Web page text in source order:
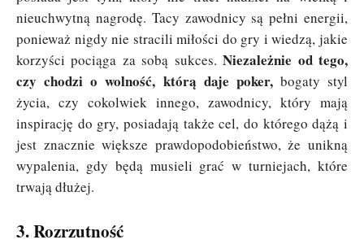
nieuchwytną nagrodę. Tacy zawodnicy są pełni energii,
ponieważ nigdy nie stracili miłości do gry i wiedzą, jakie
korzyści pociąga za sobą sukces.Niezależnie od tego,
czy chodzi o wolność, którą daje poker,bogaty styl
życia, czy cokolwiek innego, zawodnicy, który mają
inspirację do gry, posiadają także cel, do którego dążą i
jest znacznie większe prawdopodobieństwo, że unikną
wypalenia, gdy będą musieli grać w turniejach, które
trwają dłużej.
3. Rozrzutność